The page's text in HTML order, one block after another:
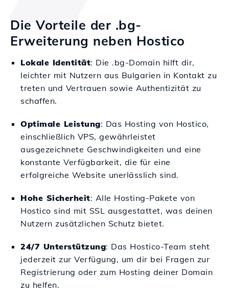
Die Vorteile der .bg-
Erweiterung neben Hostico
Lokale Identität: Die .bg-Domain hilft dir,
leichter mit Nutzern aus Bulgarien in Kontakt zu
treten und Vertrauen sowie Authentizität zu
schaffen.
Optimale Leistung: Das Hosting von Hostico,
einschließlich VPS, gewährleistet
ausgezeichnete Geschwindigkeiten und eine
konstante Verfügbarkeit, die für eine
erfolgreiche Website unerlässlich sind.
Hohe Sicherheit: Alle Hosting-Pakete von
Hostico sind mit SSL ausgestattet, was deinen
Nutzern zusätzlichen Schutz bietet.
24/7 Unterstützung: Das Hostico-Team steht
jederzeit zur Verfügung, um dir bei Fragen zur
Registrierung oder zum Hosting deiner Domain
zu helfen.